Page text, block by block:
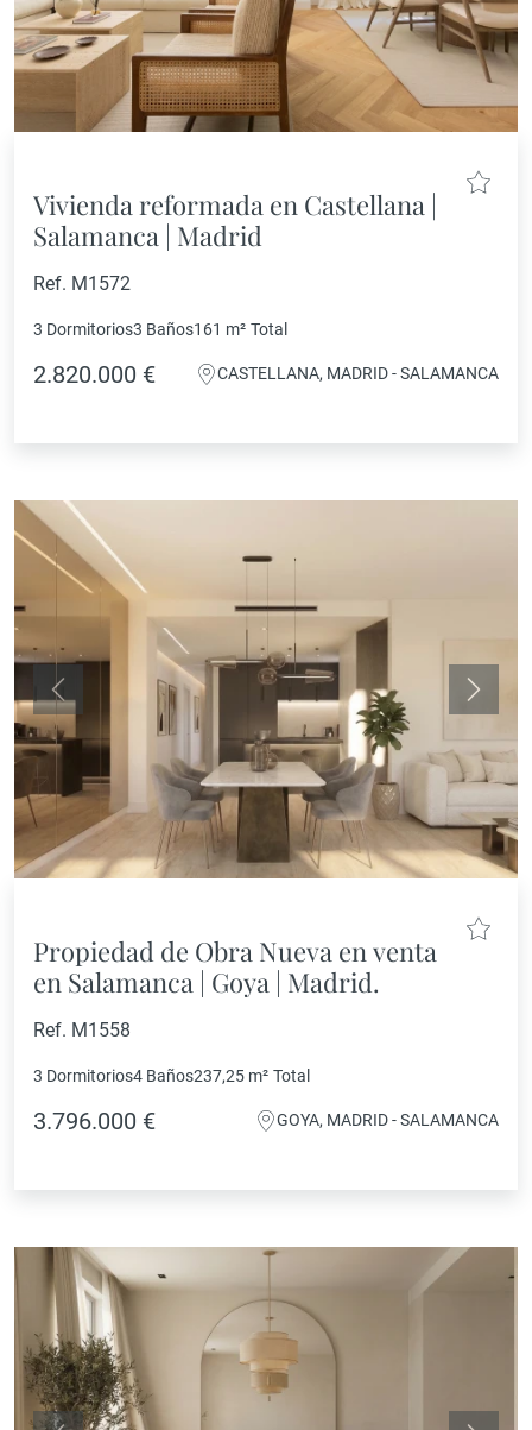
Vivienda reformada en Castellana |
Salamanca | Madrid
Ref. M1572
3 Dormitorios3 Baños161 m² Total
2.820.000 € CASTELLANA, MADRID - SALAMANCA
Anterior
Propiedad de Obra Nueva en venta
en Salamanca | Goya | Madrid.
Ref. M1558
3 Dormitorios4 Baños237,25 m² Total
3.796.000 € GOYA, MADRID - SALAMANCA